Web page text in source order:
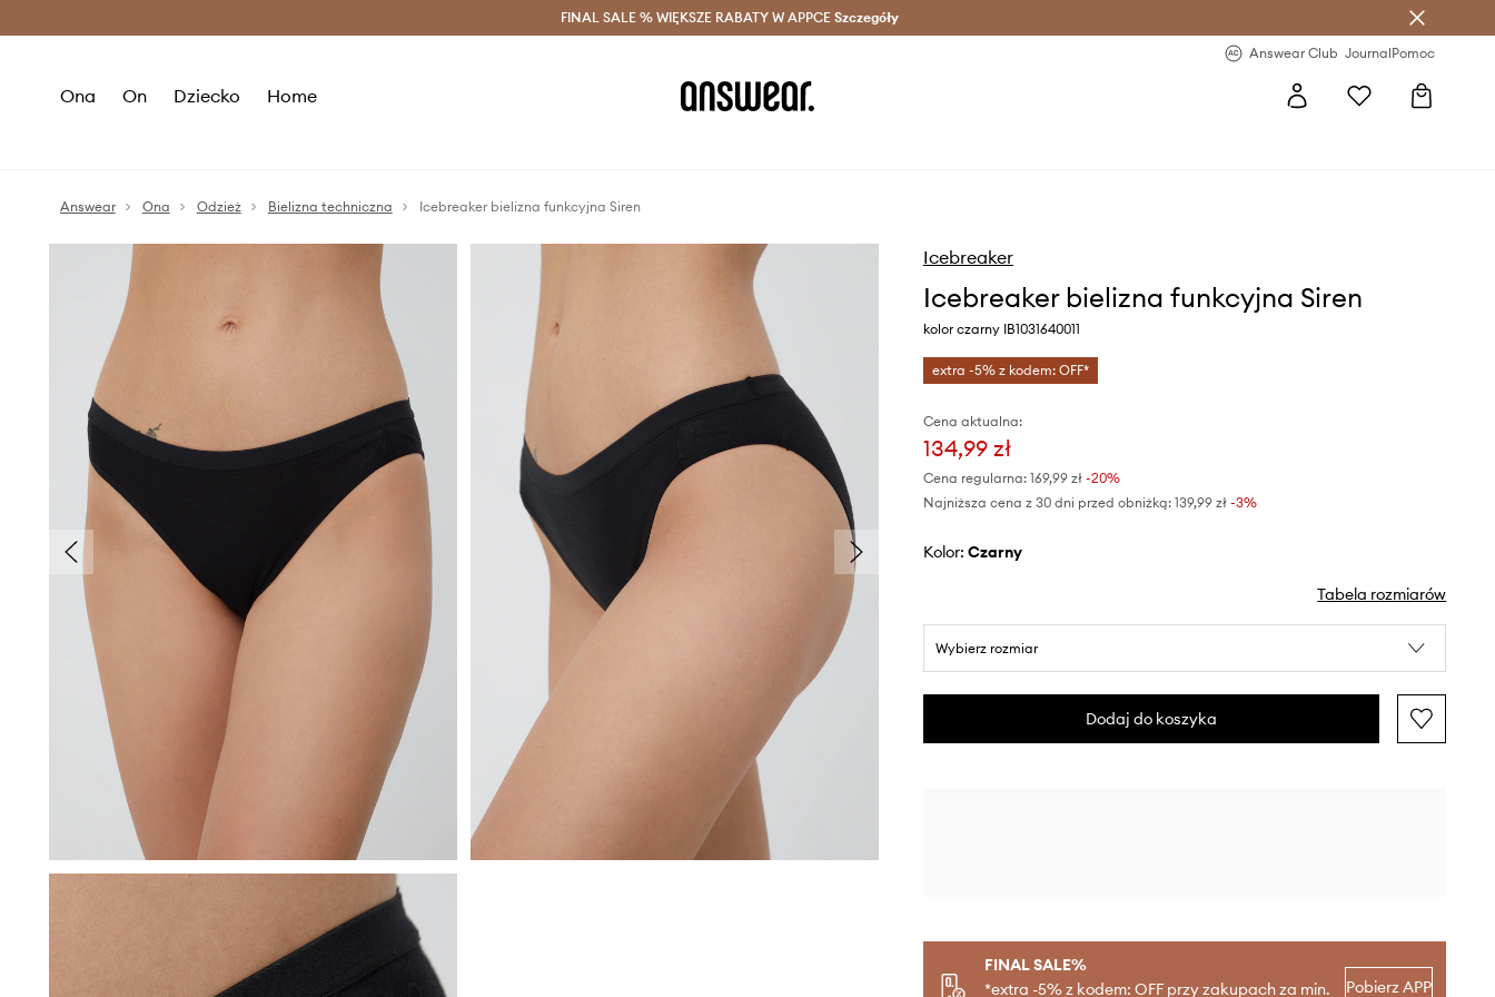
Oszczędzaj z Answear Club > Dostawa nawet w 24h >
FINAL SALE % WIĘKSZE RABATY W APPCE Szczegóły
Answear Club JournalPomoc
Ona On Dziecko Home
Answear Ona Odzież Bielizna techniczna Icebreaker bielizna funkcyjna Siren
Icebreaker
Icebreaker bielizna funkcyjna Siren
kolor czarny IB1031640011
extra -5% z kodem: OFF*
Cena aktualna:
134,99 zł
Cena regularna: 169,99 zł-20%
Najniższa cena z 30 dni przed obniżką: 139,99 zł -3%
Kolor: czarny
Tabela rozmiarów
Wybierz rozmiar
Dodaj do koszyka
FINAL SALE%
*extra -5% z kodem: OFF przy zakupach za min.
Pobierz APP